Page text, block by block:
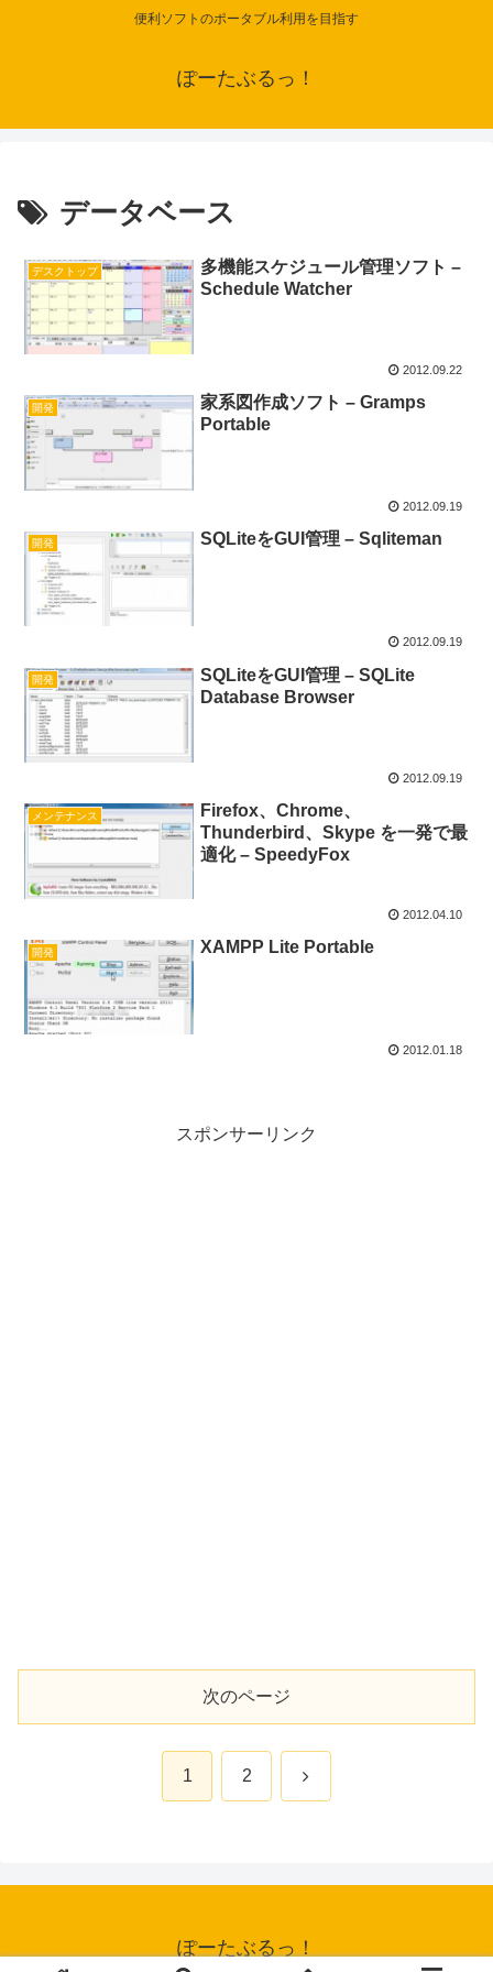
便利ソフトのポータブル利用を目指す
ぽーたぶるっ！
データベース
デスクトップ
多機能スケジュール管理ソフト –
Schedule Watcher
2012.09.22
開発
家系図作成ソフト – Gramps
Portable
2012.09.19
開発 SQLiteをGUI管理 – Sqliteman
2012.09.19
開発
SQLiteをGUI管理 – SQLite
Database Browser
2012.09.19
メンテナンス
Firefox、Chrome、
Thunderbird、Skype を一発で最
適化 – SpeedyFox
2012.04.10
開発 XAMPP Lite Portable
2012.01.18
スポンサーリンク
次のページ
1 2 次
ぽーたぶるっ！